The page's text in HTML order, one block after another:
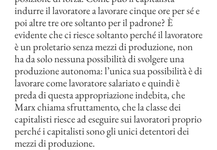
indurre il lavoratore a lavorare cinque ore per sé e
poi altre tre ore soltanto per il padrone? È
evidente che ci riesce soltanto perché il lavoratore
è un proletario senza mezzi di produzione, non
ha da solo nessuna possibilità di svolgere una
produzione autonoma: l’unica sua possibilità è di
lavorare come lavoratore salariato e quindi è
preda di questa appropriazione indebita, che
Marx chiama sfruttamento, che la classe dei
capitalisti riesce ad eseguire sui lavoratori proprio
perché i capitalisti sono gli unici detentori dei
mezzi di produzione.